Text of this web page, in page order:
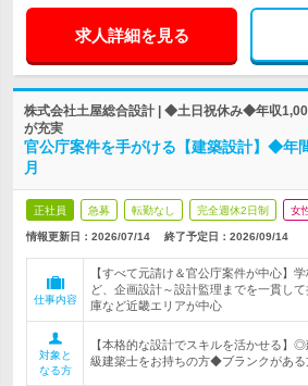
求人詳細を見る
株式会社土屋総合設計 | ◆土日祝休み◆年収
が充実
官公庁案件を手がける【建築設計】◆年
月
正社員 急募 転勤なし 完全週休2日制 女
情報更新日：2026/07/14 終了予定日： 2026/09/14
仕事内容
【すべて元請け＆官公庁案件が中心】
ど、企画設計～設計監理までを一貫し
庫など近畿エリアが中心
対象と
なる方
【本格的な設計でスキルを活かせる】
級建築士をお持ちの方◆ブランクがあ